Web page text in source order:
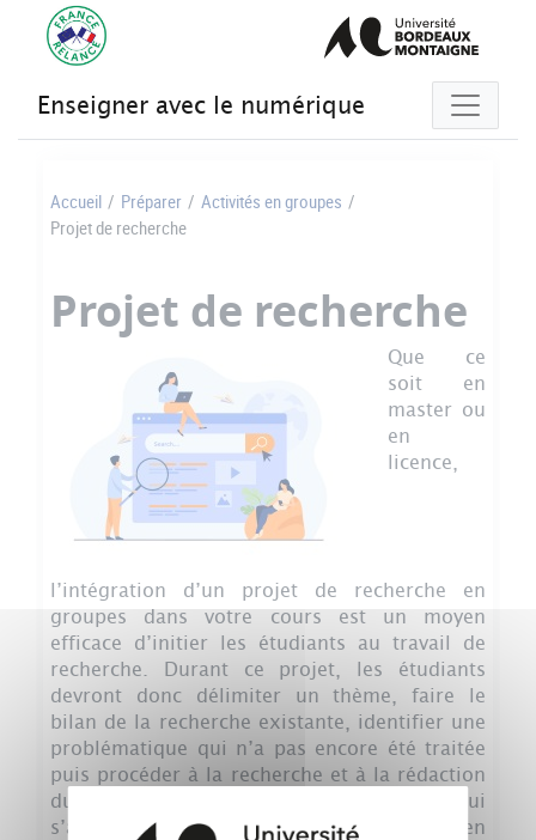
Enseigner avec le numérique
Accueil / Préparer / Activités en groupes /
Projet de recherche
Projet de recherche
Que ce
soit en
master ou
en
licence,
l’intégration d’un projet de recherche en
groupes dans votre cours est un moyen
efficace d’initier les étudiants au travail de
recherche. Durant ce projet, les étudiants
devront donc délimiter un thème, faire le
bilan de la recherche existante, identifier une
problématique qui n’a pas encore été traitée
puis procéder à la recherche et à la rédaction
du rapport de projet. C’est une activité qui
s’apparente à la réalisation d’un mémoire en
Gestion des cookies